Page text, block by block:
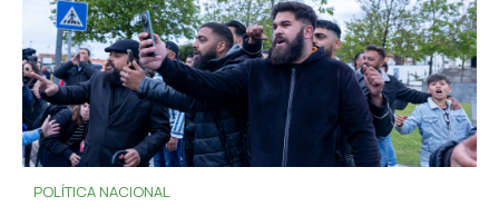
POLÍTICA NACIONAL